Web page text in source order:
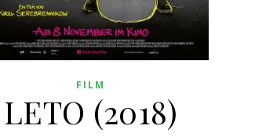
FILM
LETO (2018)